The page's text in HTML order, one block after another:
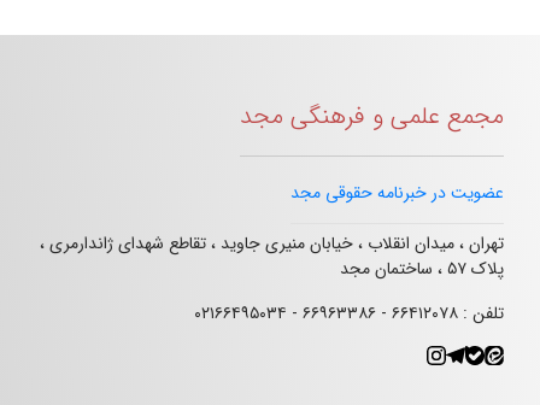
مجمع علمی و فرهنگی مجد
عضویت در خبرنامه حقوقی مجد
تهران ، میدان انقلاب ، خیابان منیری جاوید ، تقاطع شهدای ژاندارمری ،
پلاک ۵۷ ، ساختمان مجد
تلفن : ۶۶۴۱۲۰۷۸ - ۶۶۹۶۳۳۸۶ - ۰۲۱۶۶۴۹۵۰۳۴